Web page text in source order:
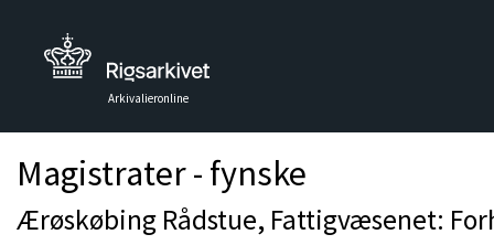
Arkivalieronline
Magistrater - fynske
Ærøskøbing Rådstue, Fattigvæsenet: